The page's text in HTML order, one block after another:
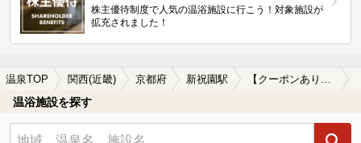
株主優待制度で人気の温浴施設に行こう！対象施設が
拡充されました！
温泉TOP 関西(近畿) 京都府 新祝園駅 【クーポンあり】冷え性に効能がある新祝園駅近くの温泉、日帰り温泉、スーパー銭湯おすすめ
温浴施設を探す